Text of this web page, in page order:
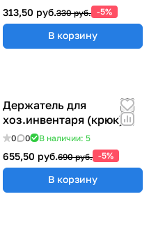
313,50 руб.330 руб. -5%
В корзину
Держатель для
хоз.инвентаря (крюк)
0 0 В наличии: 5
655,50 руб.690 руб. -5%
В корзину